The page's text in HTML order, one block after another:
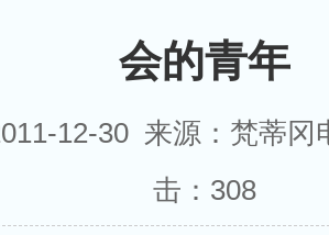
会的青年
12-30 来源：梵蒂
击： 308